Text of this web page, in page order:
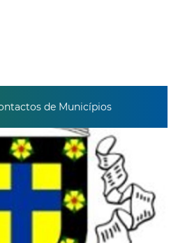
de Municípios